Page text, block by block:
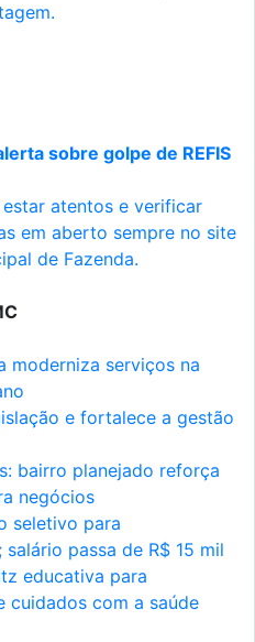
sobre golpe de REFIS
atentos e verificar
em aberto sempre no site
de Fazenda.
moderniza serviços na
e fortalece a gestão
bairro planejado reforça
negócios
seletivo para
passa de R$ 15 mil
educativa para
cuidados com a saúde